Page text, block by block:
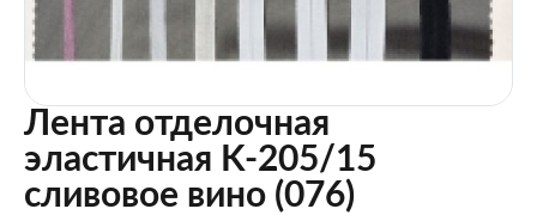
Лента отделочная
эластичная K-205/15
сливовое вино (076)